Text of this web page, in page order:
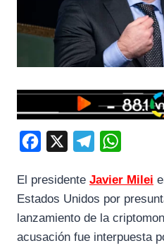
c
e
b
l
e
g
a
s
El presidente Javier Milei
Estados Unidos por
lanzamiento de la
acusación fue interpuesta